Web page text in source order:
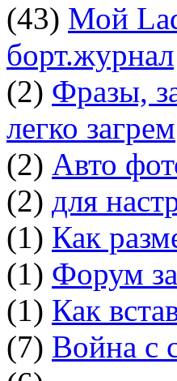
(43) Мой
борт.журнал
(2) Фразы,
легко загрем
(2) Авто
(2) для
(1) Как
(1) Форум
(1) Как
(7) Война с